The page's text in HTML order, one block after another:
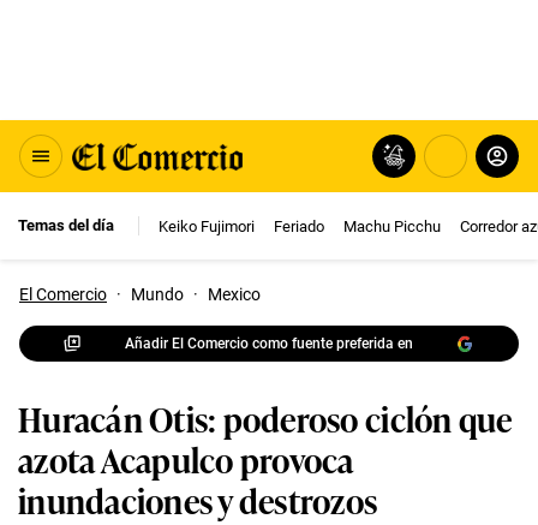
Temas del día Keiko Fujimori Feriado Machu Picchu Corredor
El Comercio · Mundo · Mexico
Añadir El Comercio como fuente preferida en
Huracán Otis: poderoso ciclón que
azota Acapulco provoca
inundaciones y destrozos